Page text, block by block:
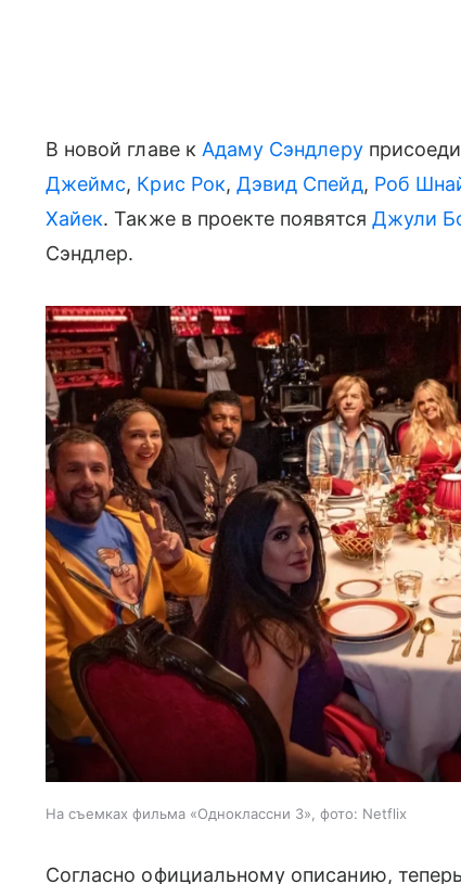
В новой главе к Адаму Сэндлеру
Джеймс, Крис Рок, Дэвид Спейд, Роб
Хайек. Также в проекте появятся Джули
Сэндлер.
На съемках фильма «Одноклассни 3», фото: Netflix
Согласно официальному описанию,